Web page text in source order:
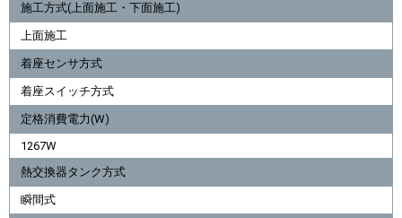
施工方式(上面施工・下面施工)
上面施工
着座センサ方式
着座スイッチ方式
定格消費電力(W)
1267W
熱交換器タンク方式
瞬間式